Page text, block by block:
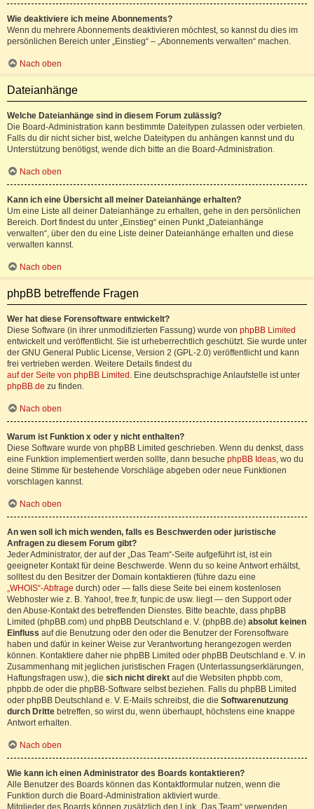
Wie deaktiviere ich meine Abonnements?
Wenn du mehrere Abonnements deaktivieren möchtest, so kannst du dies im
persönlichen Bereich unter „Einstieg“ – „Abonnements verwalten“ machen.
Nach oben
Dateianhänge
Welche Dateianhänge sind in diesem Forum zulässig?
Die Board-Administration kann bestimmte Dateitypen zulassen oder verbieten.
Falls du dir nicht sicher bist, welche Dateitypen du anhängen kannst und du
Unterstützung benötigst, wende dich bitte an die Board-Administration.
Nach oben
Kann ich eine Übersicht all meiner Dateianhänge erhalten?
Um eine Liste all deiner Dateianhänge zu erhalten, gehe in den persönlichen
Bereich. Dort findest du unter „Einstieg“ einen Punkt „Dateianhänge
verwalten“, über den du eine Liste deiner Dateianhänge erhalten und diese
verwalten kannst.
Nach oben
phpBB betreffende Fragen
Wer hat diese Forensoftware entwickelt?
Diese Software (in ihrer unmodifizierten Fassung) wurde von phpBB Limited
entwickelt und veröffentlicht. Sie ist urheberrechtlich geschützt. Sie wurde unter
der GNU General Public License, Version 2 (GPL-2.0) veröffentlicht und kann
frei vertrieben werden. Weitere Details findest du
auf der Seite von phpBB Limited . Eine deutschsprachige Anlaufstelle ist unter
phpBB.de zu finden.
Nach oben
Warum ist Funktion x oder y nicht enthalten?
Diese Software wurde von phpBB Limited geschrieben. Wenn du denkst, dass
eine Funktion implementiert werden sollte, dann besuche phpBB Ideas, wo du
deine Stimme für bestehende Vorschläge abgeben oder neue Funktionen
vorschlagen kannst.
Nach oben
An wen soll ich mich wenden, falls es Beschwerden oder juristische
Anfragen zu diesem Forum gibt?
Jeder Administrator, der auf der „Das Team“-Seite aufgeführt ist, ist ein
geeigneter Kontakt für deine Beschwerde. Wenn du so keine Antwort erhältst,
solltest du den Besitzer der Domain kontaktieren (führe dazu eine
„WHOIS“-Abfrage durch) oder — falls diese Seite bei einem kostenlosen
Webhoster wie z. B. Yahoo!, free.fr, funpic.de usw. liegt — den Support oder
den Abuse-Kontakt des betreffenden Dienstes. Bitte beachte, dass phpBB
Limited (phpBB.com) und phpBB Deutschland e. V. (phpBB.de) absolut keinen
Einfluss auf die Benutzung oder den oder die Benutzer der Forensoftware
haben und dafür in keiner Weise zur Verantwortung herangezogen werden
können. Kontaktiere daher nie phpBB Limited oder phpBB Deutschland e. V. in
Zusammenhang mit jeglichen juristischen Fragen (Unterlassungserklärungen,
Haftungsfragen usw.), die sich nicht direkt auf die Websiten phpbb.com,
phpbb.de oder die phpBB-Software selbst beziehen. Falls du phpBB Limited
oder phpBB Deutschland e. V. E-Mails schreibst, die die Softwarenutzung
durch Dritte betreffen, so wirst du, wenn überhaupt, höchstens eine knappe
Antwort erhalten.
Nach oben
Wie kann ich einen Administrator des Boards kontaktieren?
Alle Benutzer des Boards können das Kontaktformular nutzen, wenn die
Funktion durch die Board-Administration aktiviert wurde.
Mitglieder des Boards können zusätzlich den Link „Das Team“ verwenden.